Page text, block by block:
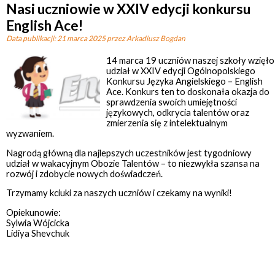
Nasi uczniowie w XXIV edycji konkursu
English Ace!
Data publikacji:21 marca 2025przez Arkadiusz Bogdan
14 marca 19 uczniów naszej szkoły wzięło
udział w XXIV edycji Ogólnopolskiego
Konkursu Języka Angielskiego – English
Ace. Konkurs ten to doskonała okazja do
sprawdzenia swoich umiejętności
językowych, odkrycia talentów oraz
zmierzenia się z intelektualnym
wyzwaniem.
Nagrodą główną dla najlepszych uczestników jest tygodniowy
udział w wakacyjnym Obozie Talentów – to niezwykła szansa na
rozwój i zdobycie nowych doświadczeń.
Trzymamy kciuki za naszych uczniów i czekamy na wyniki!
Opiekunowie:
Sylwia Wójcicka
Lidiya Shevchuk